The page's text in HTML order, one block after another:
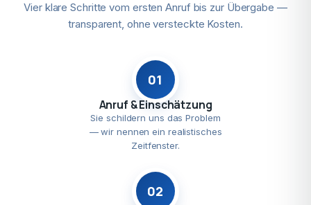
Vier klare Schritte vom ersten Anruf bis zur Übergabe —
transparent, ohne versteckte Kosten.
01
Anruf & Einschätzung
Sie schildern uns das Problem
— wir nennen ein realistisches
Zeitfenster.
02